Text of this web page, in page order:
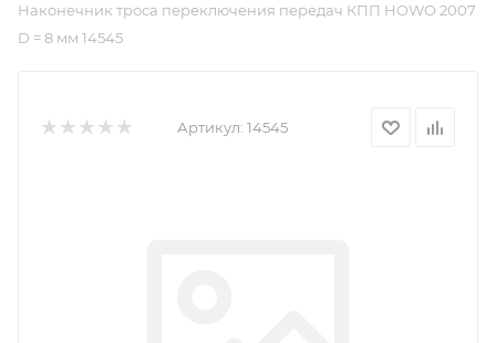
Наконечник троса переключения передач КПП HOWO 2007
D = 8 мм 14545
Артикул: 14545